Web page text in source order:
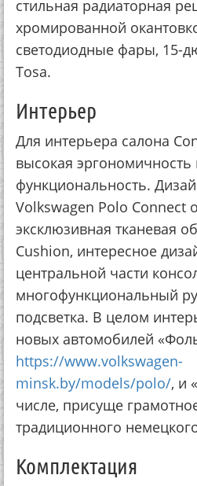
стильная радиаторная
хромированной
светодиодные фары, 15-
Tosa.
Интерьер
Для интерьера салона
высокая эргономичность
функциональность.
Volkswagen Polo Connect
эксклюзивная тканевая
Cushion, интересное
центральной части
многофункциональный
подсветка. В целом
новых автомобилей
https://www.volkswagen-
minsk.by/models/polo/, и
числе, присуще
традиционного
Комплектация